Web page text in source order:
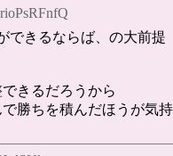
できるならば、の大前提
きるだろうから
勝ちを積んだほうが気持